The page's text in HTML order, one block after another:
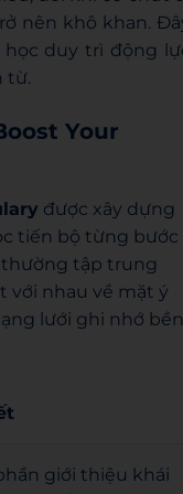
nên khô khan.
duy trì động
từ.
Your
được xây dựng
tiến bộ từng bước
thường tập trung
với nhau về mặt ý
lưới ghi nhớ bền
giới thiệu khái